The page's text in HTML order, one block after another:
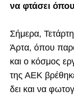
να φτάσει
Σήμερα,
Άρτα, όπου παρά
και ο κόσμος
της ΑΕΚ
δει και να